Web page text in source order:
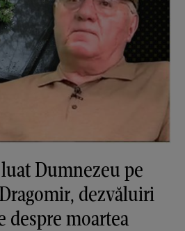
Dumnezeu pe
dezvăluiri
despre moartea